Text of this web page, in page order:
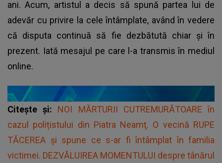
ani. Acum, artistul a decis să spună partea lui de
adevăr cu privire la cele întâmplate, având în vedere
că disputa continuă să fie dezbătută chiar și în
prezent. Iată mesajul pe care l-a transmis în mediul
online.
Citește și: NOI MĂRTURII CUTREMURĂTOARE în
cazul polițistului din Piatra Neamţ. O vecină RUPE
TĂCEREA şi spune ce s-ar fi întâmplat în familia
victimei. DEZVĂLUIREA MOMENTULUI despre tânărul